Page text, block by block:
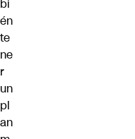
bi
én
te
ne
r
un
pl
an